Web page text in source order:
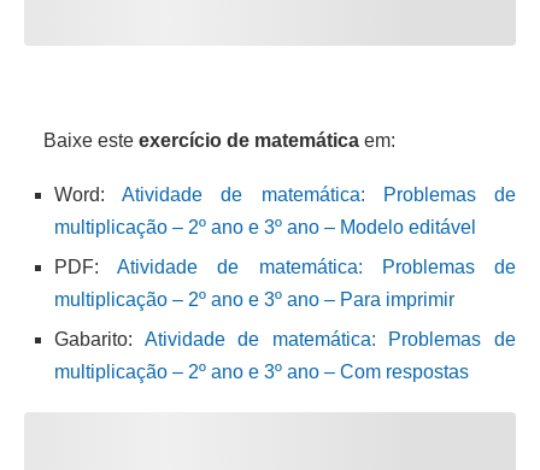
Baixe este exercício de matemática em:
Word:Atividade de matemática: Problemas de
multiplicação – 2º ano e 3º ano – Modelo editável
PDF:Atividade de matemática: Problemas de
multiplicação – 2º ano e 3º ano – Para imprimir
Gabarito: Atividade de matemática: Problemas de
multiplicação – 2º ano e 3º ano – Com respostas